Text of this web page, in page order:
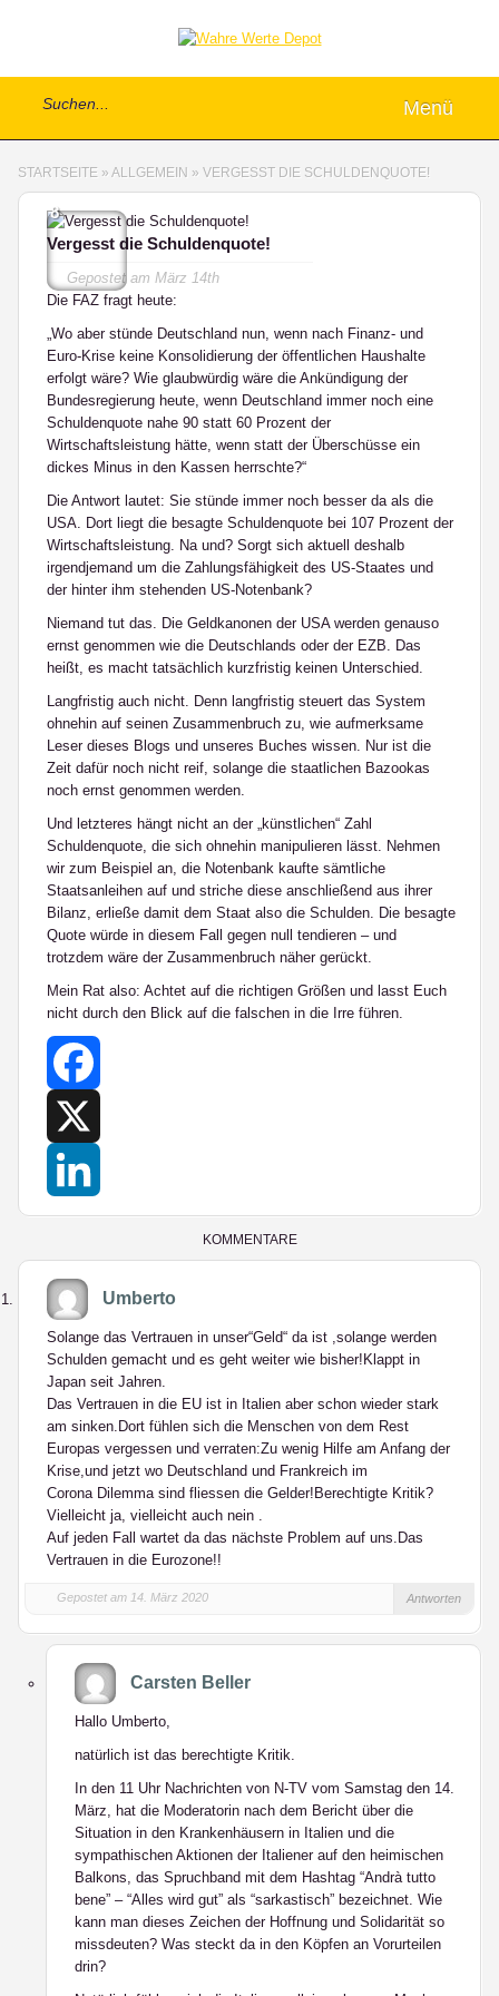
Menü
STARTSEITE » ALLGEMEIN » VERGESST DIE SCHULDENQUOTE!
8
Vergesst die Schuldenquote!
Gepostet am März 14th
Die FAZ fragt heute:
„Wo aber stünde Deutschland nun, wenn nach Finanz- und
Euro-Krise keine Konsolidierung der öffentlichen Haushalte
erfolgt wäre? Wie glaubwürdig wäre die Ankündigung der
Bundesregierung heute, wenn Deutschland immer noch eine
Schuldenquote nahe 90 statt 60 Prozent der
Wirtschaftsleistung hätte, wenn statt der Überschüsse ein
dickes Minus in den Kassen herrschte?“
Die Antwort lautet: Sie stünde immer noch besser da als die
USA. Dort liegt die besagte Schuldenquote bei 107 Prozent der
Wirtschaftsleistung. Na und? Sorgt sich aktuell deshalb
irgendjemand um die Zahlungsfähigkeit des US-Staates und
der hinter ihm stehenden US-Notenbank?
Niemand tut das. Die Geldkanonen der USA werden genauso
ernst genommen wie die Deutschlands oder der EZB. Das
heißt, es macht tatsächlich kurzfristig keinen Unterschied.
Langfristig auch nicht. Denn langfristig steuert das System
ohnehin auf seinen Zusammenbruch zu, wie aufmerksame
Leser dieses Blogs und unseres Buches wissen. Nur ist die
Zeit dafür noch nicht reif, solange die staatlichen Bazookas
noch ernst genommen werden.
Und letzteres hängt nicht an der „künstlichen“ Zahl
Schuldenquote, die sich ohnehin manipulieren lässt. Nehmen
wir zum Beispiel an, die Notenbank kaufte sämtliche
Staatsanleihen auf und striche diese anschließend aus ihrer
Bilanz, erließe damit dem Staat also die Schulden. Die besagte
Quote würde in diesem Fall gegen null tendieren – und
trotzdem wäre der Zusammenbruch näher gerückt.
Mein Rat also: Achtet auf die richtigen Größen und lasst Euch
nicht durch den Blick auf die falschen in die Irre führen.
Facebook
KOMMENTARE
Umberto
Solange das Vertrauen in unser“Geld“ da ist ,solange werden
Schulden gemacht und es geht weiter wie bisher!Klappt in
Japan seit Jahren.
Das Vertrauen in die EU ist in Italien aber schon wieder stark
am sinken.Dort fühlen sich die Menschen von dem Rest
Europas vergessen und verraten:Zu wenig Hilfe am Anfang der
Krise,und jetzt wo Deutschland und Frankreich im
Corona Dilemma sind fliessen die Gelder!Berechtigte Kritik?
Vielleicht ja, vielleicht auch nein .
Auf jeden Fall wartet da das nächste Problem auf uns.Das
Vertrauen in die Eurozone!!
Gepostet am 14. März 2020 Antworten
Carsten Beller
Hallo Umberto,
natürlich ist das berechtigte Kritik.
In den 11 Uhr Nachrichten von N-TV vom Samstag den 14.
März, hat die Moderatorin nach dem Bericht über die
Situation in den Krankenhäusern in Italien und die
sympathischen Aktionen der Italiener auf den heimischen
Balkons, das Spruchband mit dem Hashtag “Andrà tutto
bene” – “Alles wird gut” als “sarkastisch” bezeichnet. Wie
kann man dieses Zeichen der Hoffnung und Solidarität so
missdeuten? Was steckt da in den Köpfen an Vorurteilen
drin?